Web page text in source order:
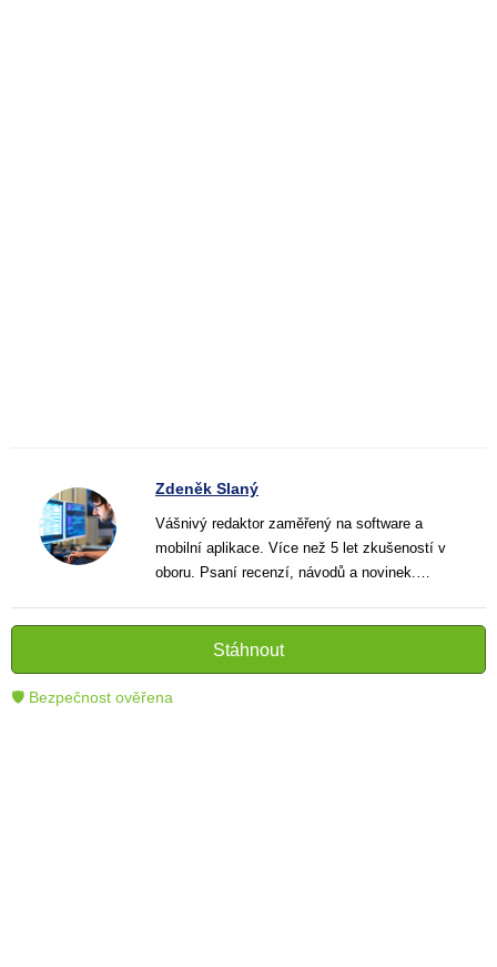
Zdeněk Slaný
Vášnivý redaktor zaměřený na software a
mobilní aplikace. Více než 5 let zkušeností v
oboru. Psaní recenzí, návodů a novinek.
pomáhají čtenářům lépe porozumět a využít
moderní technologie.
Stáhnout
🛡 Bezpečnost ověřena